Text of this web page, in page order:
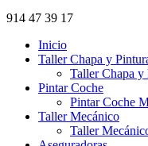
914 47 39 17
Inicio
Taller Chapa y
Taller Chapa y
Pintar Coche
Pintar Coche
Taller Mecánico
Taller